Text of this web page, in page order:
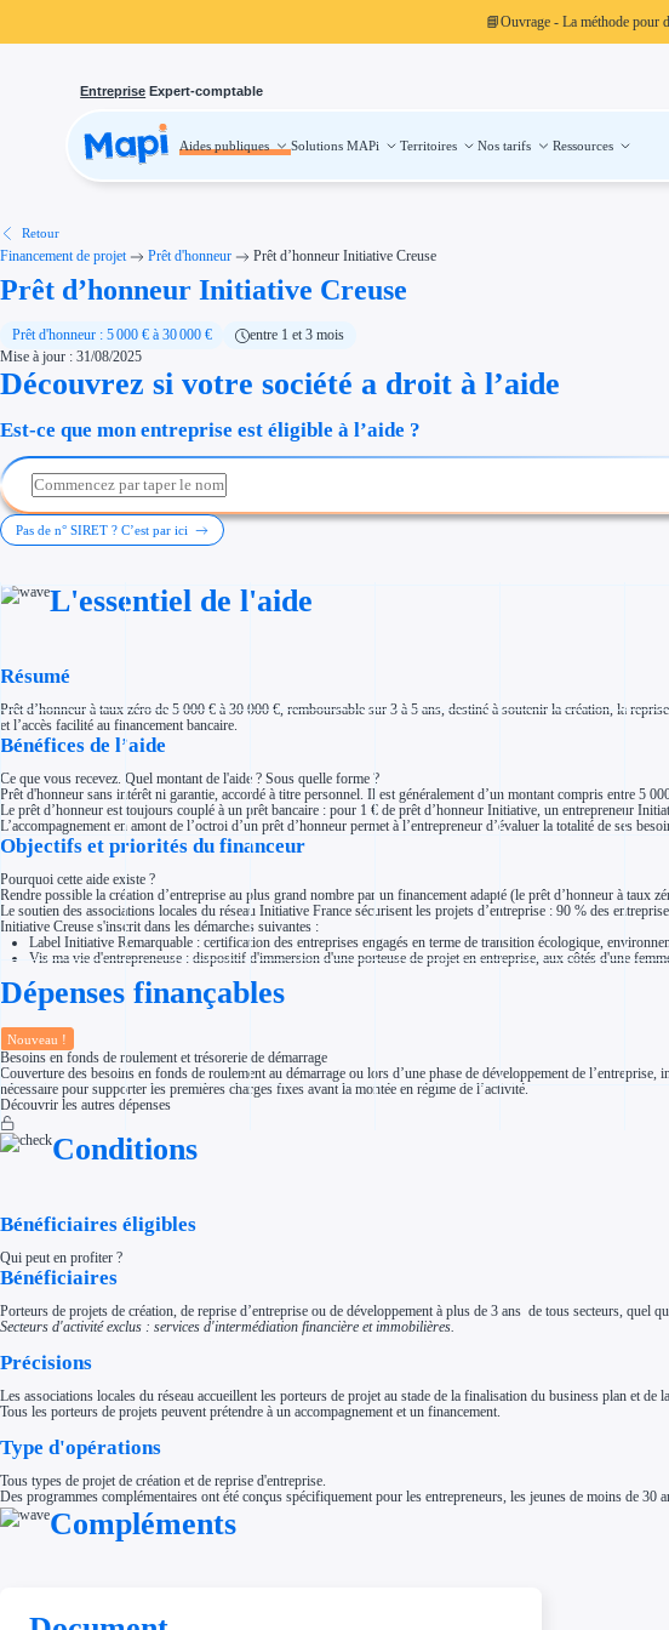
📘Ouvrage - La méthode pour
Entreprise Expert-comptable
Aides publiques Solutions MAPi Territoires Nos tarifs Ressources
Aides publiques
Investissement
Thématiques
Transition écologique
Développement international
Économies d'énergie et d'eau
Étapes de vie
Création d'entreprise
Aides Ressources Humaines
Type de financements
Réduction des coûts
Crédits & réductions d'impôt
Exonération fiscale
Avance remboursable
Aides Bpifrance
Aides ADEME
Tous les financeurs
Solutions MAPi
Simulateur d'éligibilité
Ouvrage
Territoires
Régions de A à H
Aides Région Auvergne-Rhône-Alpes
Aides Région Bourgogne-Franche-Comté
Aides Région Bretagne
Aides Région Centre-Val de Loire
Régions de I à P
Aides Région Île-de-France
Aides Région Normandie
Aides Nationales
Aides Européennes
Ressources
FAQ
Contactez-nous
Retour
Financement de projet Prêt d'honneur Prêt d’honneur Initiative Creuse
Prêt d’honneur Initiative Creuse
Prêt d'honneur : 5 000 € à 30 000 €
entre 1 et 3 mois
Mise à jour : 31/08/2025
Découvrez si votre société a droit à l’aide
Est-ce que mon entreprise est éligible à l’aide ?
Pas de n° SIRET ? C’est par ici
L'essentiel de l'aide
Résumé
Prêt d’honneur à taux zéro de 5 000 € à 30 000 €, remboursable sur 3 à 5 ans, destiné à soutenir la création, la
et l’accès facilité au financement bancaire.
Bénéfices de l’aide
Ce que vous recevez. Quel montant de l'aide ? Sous quelle forme ?
Prêt d'honneur sans intérêt ni garantie, accordé à titre personnel. Il est généralement d’un montant compris entre 5
Le prêt d’honneur est toujours couplé à un prêt bancaire : pour 1 € de prêt d’honneur Initiative, un entrepreneur
L’accompagnement en amont de l’octroi d’un prêt d’honneur permet à l’entrepreneur d’évaluer la totalité de ses
Objectifs et priorités du financeur
Pourquoi cette aide existe ?
Rendre possible la création d’entreprise au plus grand nombre par un financement adapté (le prêt d’honneur à taux
Le soutien des associations locales du réseau Initiative France sécurisent les projets d’entreprise : 90 % des
Initiative Creuse s'inscrit dans les démarches suivantes :
Label Initiative Remarquable : certification des entreprises engagés en terme de transition écologique,
Vis ma vie d'entrepreneuse : dispositif d'immersion d'une porteuse de projet en entreprise, aux côtés d'une
Dépenses finançables
Nouveau !
Besoins en fonds de roulement et trésorerie de démarrage
Couverture des besoins en fonds de roulement au démarrage ou lors d’une phase de développement de
nécessaire pour supporter les premières charges fixes avant la montée en régime de l’activité.
Découvrir les autres dépenses
Conditions
Bénéficiaires éligibles
Qui peut en profiter ?
Bénéficiaires
Porteurs de projets de création, de reprise d’entreprise ou de développement à plus de 3 ans de tous secteurs, quel
Secteurs d'activité exclus : services d'intermédiation financière et immobilières.
Précisions
Les associations locales du réseau accueillent les porteurs de projet au stade de la finalisation du business plan et de
Tous les porteurs de projets peuvent prétendre à un accompagnement et un financement.
Type d'opérations
Tous types de projet de création et de reprise d'entreprise.
Des programmes complémentaires ont été conçus spécifiquement pour les entrepreneurs, les jeunes de moins de
Compléments